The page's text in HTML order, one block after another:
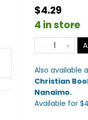
$4.29
4 in store
Also available
Christian
Nanaimo.
Available for $